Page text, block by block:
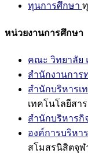
ทุนการศึกษา
หน่วยงานการศึกษา
คณะ วิทยาลัย
สำนักงานการ
สำนักบริหารเ
เทคโนโลยีสา
สำนักบริหารกิ
องค์การบริหา
สโมสรนิสิตจุฬ